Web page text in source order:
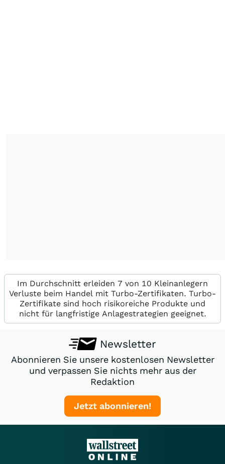
Im Durchschnitt erleiden 7 von 10 Kleinanlegern
Verluste beim Handel mit Turbo-Zertifikaten. Turbo-
Zertifikate sind hoch risikoreiche Produkte und
nicht für langfristige Anlagestrategien geeignet.
Newsletter
Abonnieren Sie unsere kostenlosen Newsletter
und verpassen Sie nichts mehr aus der
Redaktion
Jetzt abonnieren!